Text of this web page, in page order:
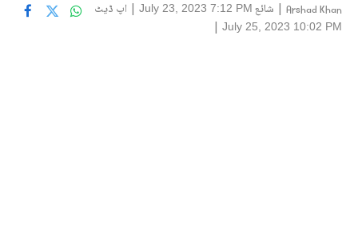
Arshad Khan
| شائع July 23, 2023 7:12 PM
| اپ ڈیٹ
July 25, 2023 10:02 PM
|